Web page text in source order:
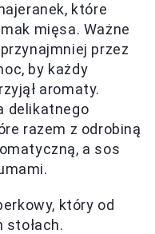
które
mięsa. Ważne
przez
by każdy
aromaty.
delikatnego
razem z odrobiną
a sos
który od
stołach.